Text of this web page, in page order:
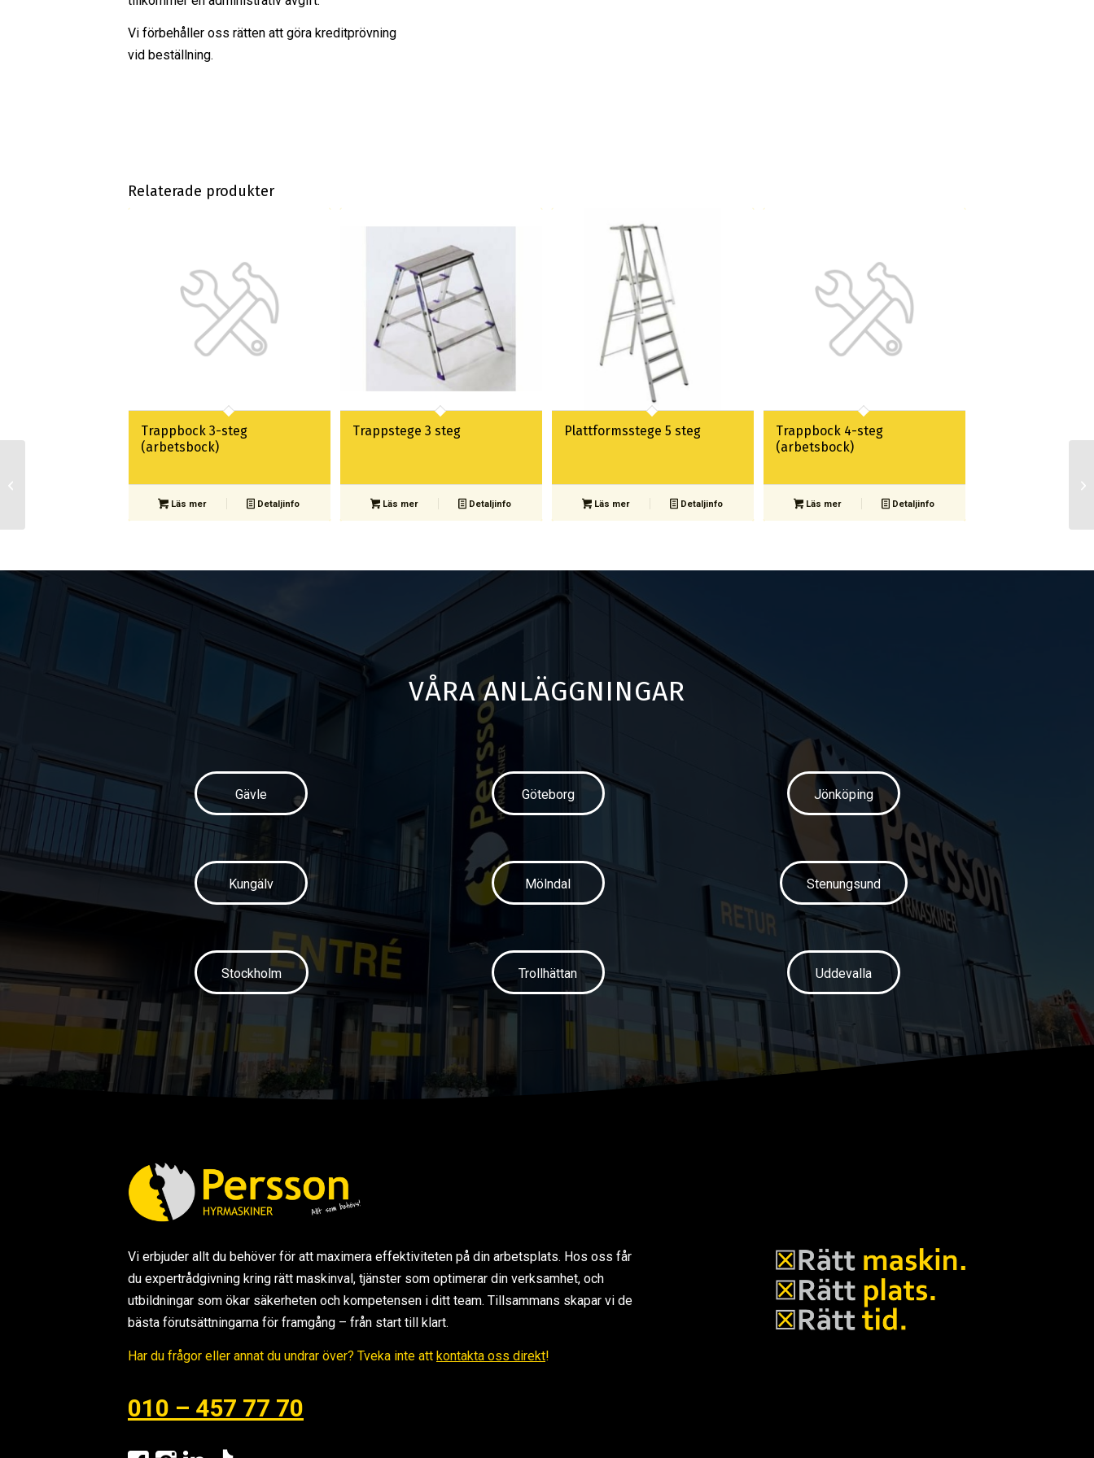
Vi förbehåller oss rätten att göra kreditprövning
vid beställning.
Relaterade produkter
Trappbock 3-steg
(arbetsbock)
Läs mer Detaljinfo
Trappstege 3 steg
Läs mer Detaljinfo
Plattformsstege 5 steg
Läs mer Detaljinfo
Trappbock 4-steg
(arbetsbock)
Läs mer Detaljinfo
VÅRA ANLÄGGNINGAR
Gävle Göteborg Jönköping
Kungälv Mölndal Stenungsund
Stockholm Trollhättan Uddevalla
Vi erbjuder allt du behöver för att maximera effektiviteten på din arbetsplats. Hos oss får
du expertrådgivning kring rätt maskinval, tjänster som optimerar din verksamhet, och
utbildningar som ökar säkerheten och kompetensen i ditt team. Tillsammans skapar vi de
bästa förutsättningarna för framgång – från start till klart.
Har du frågor eller annat du undrar över? Tveka inte att kontakta oss direkt!
010 – 457 77 70